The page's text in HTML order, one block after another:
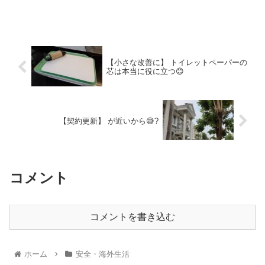
【小さな改善に】 トイレットペーパーの
芯は本当に役に立つ😊
【契約更新】 が近いから😅?
コメント
コメントを書き込む
ホーム 安全・海外生活